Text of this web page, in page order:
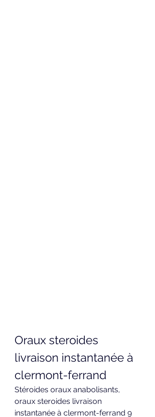
Oraux steroides
livraison instantanée à
clermont-ferrand
Stéroides oraux anabolisants,
oraux steroides livraison
instantanée à clermont-ferrand 9